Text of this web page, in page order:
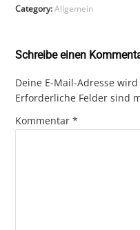
Category:Allgemein
Schreibe einen
Deine E-Mail-Adresse
Erforderliche Felder sind
Kommentar*